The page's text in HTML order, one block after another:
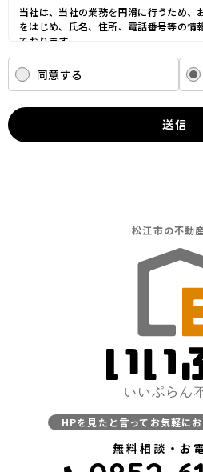
当社は、当社の業務を円滑に行うため、
をはじめ、氏名、住所、電話番号等の情
ております。
当社は、これらのお客さまの個人情報（
す。）の適正な保護を重大な責務と認識
次の方針の下でお客さま情報を取り扱い
(1) お客さま情報に適用される個人情報
係法令を遵守し、適切に取り扱います。
(3) お客さま情報の収集に際しては、利
(4) お客さま情報の漏洩、紛失、改ざん
を講じて適切な管理を行います。
(5) 保有するお客さま情報について、お
削除、利用停止の依頼を所定の窓口でお
具体的には、以下の内容に従ってお客さ
3．お客様の情報の利用目的
当社は、不動産についてのサービスをお
り、各種の申込みの受付、訪問、提案、
供等の機会に、当社が直接あるいは協力
て、お客さまの個人情報（お客さまの電
所、電話番号等）を取得いたしますが、
に利用させていただきます。
(1) 不動産についてのサービスの提供
同意する
送信
松江市の不動
HPを見たと言ってお気軽に
無料相談・お